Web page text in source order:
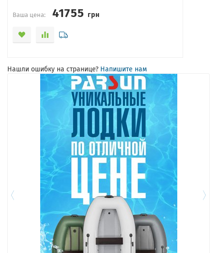
Ваша цена: 41755грн
Нашли ошибку на странице? Напишите нам